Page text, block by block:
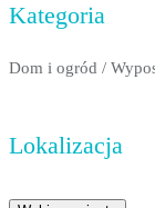
Kategoria
Dom i ogród /
Lokalizacja